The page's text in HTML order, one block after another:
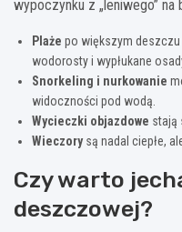
wypoczynku z „leniwego” na
Plaże po większym
wodorosty i wypłukane
Snorkeling i nurkowanie
widoczności pod wodą.
Wycieczki objazdowe stają
Wieczorysą nadal ciepłe,
Czy warto
deszczowej?